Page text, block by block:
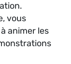
vous
animer les